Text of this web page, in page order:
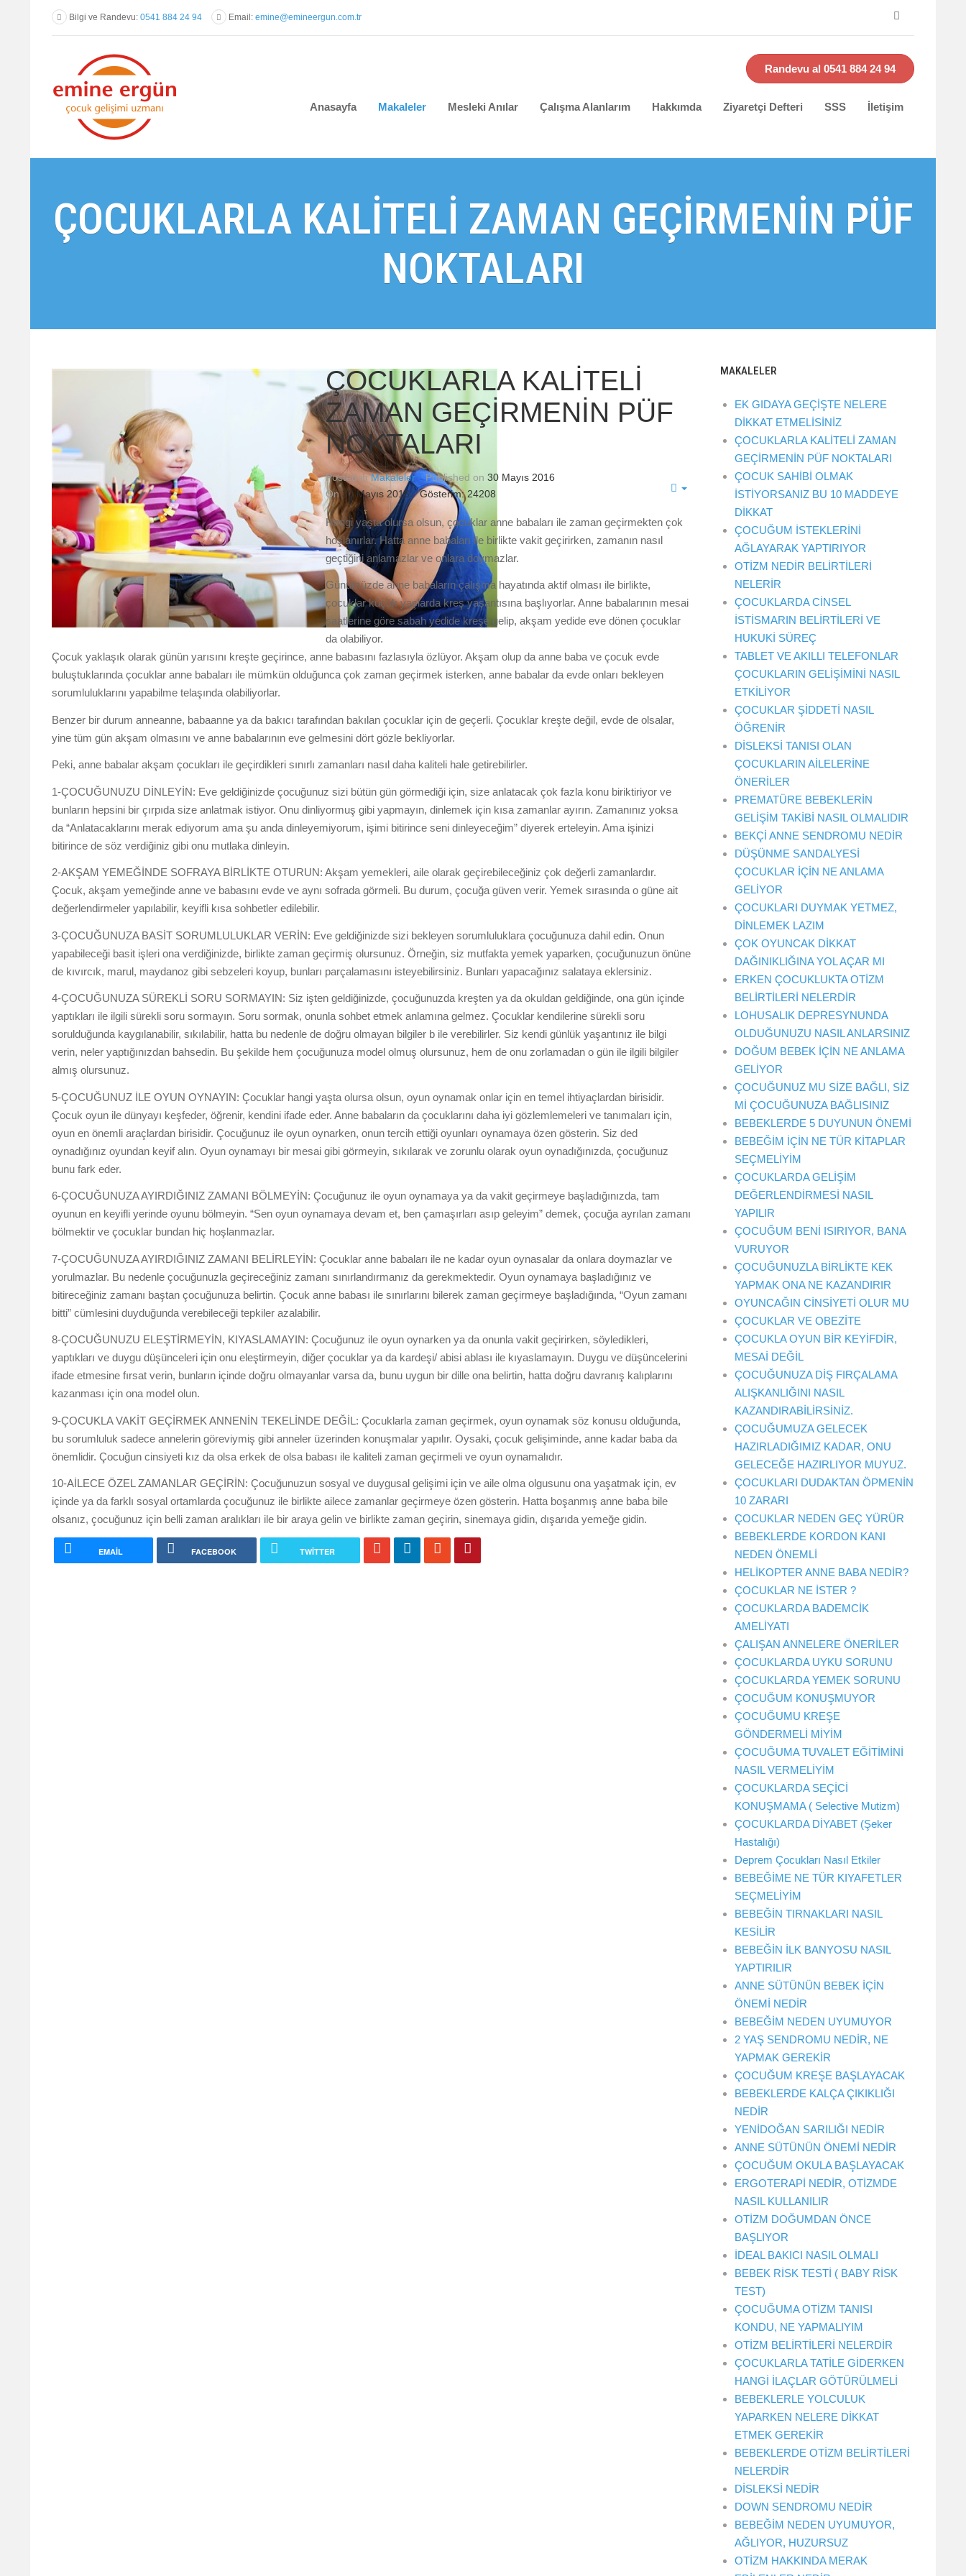
Bilgi ve Randevu: 0541 884 24 94 Email: emine@emineergun.com.tr
Randevu al 0541 884 24 94
Anasayfa Makaleler Mesleki Anılar Çalışma Alanlarım Hakkımda Ziyaretçi Defteri SSS İletişim
ÇOCUKLARLA KALİTELİ ZAMAN GEÇİRMENİN PÜF
NOKTALARI
ÇOCUKLARLA KALİTELİ
ZAMAN GEÇİRMENİN PÜF
NOKTALARI
Posted in Makaleler Published on 30 Mayıs 2016
On30 Mayıs 2016 Gösterim: 24208
Hangi yaşta olursa olsun, çocuklar anne babaları ile zaman geçirmekten çok
hoşlanırlar. Hatta anne babaları ile birlikte vakit geçirirken, zamanın nasıl
geçtiğini anlamazlar ve onlara doymazlar.
Günümüzde anne babaların çalışma hayatında aktif olması ile birlikte,
çocuklar küçük yaşlarda kreş yaşantısına başlıyorlar. Anne babalarının mesai
saatlerine göre sabah yedide kreşe gelip, akşam yedide eve dönen çocuklar
da olabiliyor.
Çocuk yaklaşık olarak günün yarısını kreşte geçirince, anne babasını fazlasıyla özlüyor. Akşam olup da anne baba ve çocuk evde
buluştuklarında çocuklar anne babaları ile mümkün olduğunca çok zaman geçirmek isterken, anne babalar da evde onları bekleyen
sorumluluklarını yapabilme telaşında olabiliyorlar.
Benzer bir durum anneanne, babaanne ya da bakıcı tarafından bakılan çocuklar için de geçerli. Çocuklar kreşte değil, evde de olsalar,
yine tüm gün akşam olmasını ve anne babalarının eve gelmesini dört gözle bekliyorlar.
Peki, anne babalar akşam çocukları ile geçirdikleri sınırlı zamanları nasıl daha kaliteli hale getirebilirler.
1-ÇOCUĞUNUZU DİNLEYİN: Eve geldiğinizde çocuğunuz sizi bütün gün görmediği için, size anlatacak çok fazla konu biriktiriyor ve
bunların hepsini bir çırpıda size anlatmak istiyor. Onu dinliyormuş gibi yapmayın, dinlemek için kısa zamanlar ayırın. Zamanınız yoksa
da “Anlatacaklarını merak ediyorum ama şu anda dinleyemiyorum, işimi bitirince seni dinleyeceğim” diyerek erteleyin. Ama işinizi
bitirince de söz verdiğiniz gibi onu mutlaka dinleyin.
2-AKŞAM YEMEĞİNDE SOFRAYA BİRLİKTE OTURUN: Akşam yemekleri, aile olarak geçirebileceğiniz çok değerli zamanlardır.
Çocuk, akşam yemeğinde anne ve babasını evde ve aynı sofrada görmeli. Bu durum, çocuğa güven verir. Yemek sırasında o güne ait
değerlendirmeler yapılabilir, keyifli kısa sohbetler edilebilir.
3-ÇOCUĞUNUZA BASİT SORUMLULUKLAR VERİN: Eve geldiğinizde sizi bekleyen sorumluluklara çocuğunuza dahil edin. Onun
yapabileceği basit işleri ona verdiğinizde, birlikte zaman geçirmiş olursunuz. Örneğin, siz mutfakta yemek yaparken, çocuğunuzun önüne
de kıvırcık, marul, maydanoz gibi sebzeleri koyup, bunları parçalamasını isteyebilirsiniz. Bunları yapacağınız salataya eklersiniz.
4-ÇOCUĞUNUZA SÜREKLİ SORU SORMAYIN: Siz işten geldiğinizde, çocuğunuzda kreşten ya da okuldan geldiğinde, ona gün içinde
yaptıkları ile ilgili sürekli soru sormayın. Soru sormak, onunla sohbet etmek anlamına gelmez. Çocuklar kendilerine sürekli soru
sorulduğunda kaygılanabilir, sıkılabilir, hatta bu nedenle de doğru olmayan bilgiler b ile verebilirler. Siz kendi günlük yaşantınız ile bilgi
verin, neler yaptığınızdan bahsedin. Bu şekilde hem çocuğunuza model olmuş olursunuz, hem de onu zorlamadan o gün ile ilgili bilgiler
almış olursunuz.
5-ÇOCUĞUNUZ İLE OYUN OYNAYIN: Çocuklar hangi yaşta olursa olsun, oyun oynamak onlar için en temel ihtiyaçlardan birisidir.
Çocuk oyun ile dünyayı keşfeder, öğrenir, kendini ifade eder. Anne babaların da çocuklarını daha iyi gözlemlemeleri ve tanımaları için,
oyun en önemli araçlardan birisidir. Çocuğunuz ile oyun oynarken, onun tercih ettiği oyunları oynamaya özen gösterin. Siz ded
oynadığınız oyundan keyif alın. Oyun oynamayı bir mesai gibi görmeyin, sıkılarak ve zorunlu olarak oyun oynadığınızda, çocuğunuz
bunu fark eder.
6-ÇOCUĞUNUZA AYIRDIĞINIZ ZAMANI BÖLMEYİN: Çocuğunuz ile oyun oynamaya ya da vakit geçirmeye başladığınızda, tam
oyunun en keyifli yerinde oyunu bölmeyin. “Sen oyun oynamaya devam et, ben çamaşırları asıp geleyim” demek, çocuğa ayrılan zamanı
bölmektir ve çocuklar bundan hiç hoşlanmazlar.
7-ÇOCUĞUNUZA AYIRDIĞINIZ ZAMANI BELİRLEYİN: Çocuklar anne babaları ile ne kadar oyun oynasalar da onlara doymazlar ve
yorulmazlar. Bu nedenle çocuğunuzla geçireceğiniz zamanı sınırlandırmanız da gerekmektedir. Oyun oynamaya başladığınız ve
bitireceğiniz zamanı baştan çocuğunuza belirtin. Çocuk anne babası ile sınırlarını bilerek zaman geçirmeye başladığında, “Oyun zamanı
bitti” cümlesini duyduğunda verebileceği tepkiler azalabilir.
8-ÇOCUĞUNUZU ELEŞTİRMEYİN, KIYASLAMAYIN: Çocuğunuz ile oyun oynarken ya da onunla vakit geçirirken, söyledikleri,
yaptıkları ve duygu düşünceleri için onu eleştirmeyin, diğer çocuklar ya da kardeşi/ abisi ablası ile kıyaslamayın. Duygu ve düşüncelerini
ifade etmesine fırsat verin, bunların içinde doğru olmayanlar varsa da, bunu uygun bir dille ona belirtin, hatta doğru davranış kalıplarını
kazanması için ona model olun.
9-ÇOCUKLA VAKİT GEÇİRMEK ANNENİN TEKELİNDE DEĞİL: Çocuklarla zaman geçirmek, oyun oynamak söz konusu olduğunda,
bu sorumluluk sadece annelerin göreviymiş gibi anneler üzerinden konuşmalar yapılır. Oysaki, çocuk gelişiminde, anne kadar baba da
önemlidir. Çocuğun cinsiyeti kız da olsa erkek de olsa babası ile kaliteli zaman geçirmeli ve oyun oynamalıdır.
10-AİLECE ÖZEL ZAMANLAR GEÇİRİN: Çocuğunuzun sosyal ve duygusal gelişimi için ve aile olma olgusunu ona yaşatmak için, ev
içinde ya da farklı sosyal ortamlarda çocuğunuz ile birlikte ailece zamanlar geçirmeye özen gösterin. Hatta boşanmış anne baba bile
olsanız, çocuğunuz için belli zaman aralıkları ile bir araya gelin ve birlikte zaman geçirin, sinemaya gidin, dışarıda yemeğe gidin.
EMAIL FACEBOOK TWITTER
MAKALELER
EK GIDAYA GEÇİŞTE NELERE
DİKKAT ETMELİSİNİZ
ÇOCUKLARLA KALİTELİ ZAMAN
GEÇİRMENİN PÜF NOKTALARI
ÇOCUK SAHİBİ OLMAK
İSTİYORSANIZ BU 10 MADDEYE
DİKKAT
ÇOCUĞUM İSTEKLERİNİ
AĞLAYARAK YAPTIRIYOR
OTİZM NEDİR BELİRTİLERİ
NELERİR
ÇOCUKLARDA CİNSEL
İSTİSMARIN BELİRTİLERİ VE
HUKUKİ SÜREÇ
TABLET VE AKILLI TELEFONLAR
ÇOCUKLARIN GELİŞİMİNİ NASIL
ETKİLİYOR
ÇOCUKLAR ŞİDDETİ NASIL
ÖĞRENİR
DİSLEKSİ TANISI OLAN
ÇOCUKLARIN AİLELERİNE
ÖNERİLER
PREMATÜRE BEBEKLERİN
GELİŞİM TAKİBİ NASIL OLMALIDIR
BEKÇİ ANNE SENDROMU NEDİR
DÜŞÜNME SANDALYESİ
ÇOCUKLAR İÇİN NE ANLAMA
GELİYOR
ÇOCUKLARI DUYMAK YETMEZ,
DİNLEMEK LAZIM
ÇOK OYUNCAK DİKKAT
DAĞINIKLIĞINA YOL AÇAR MI
ERKEN ÇOCUKLUKTA OTİZM
BELİRTİLERİ NELERDİR
LOHUSALIK DEPRESYNUNDA
OLDUĞUNUZU NASIL ANLARSINIZ
DOĞUM BEBEK İÇİN NE ANLAMA
GELİYOR
ÇOCUĞUNUZ MU SİZE BAĞLI, SİZ
Mİ ÇOCUĞUNUZA BAĞLISINIZ
BEBEKLERDE 5 DUYUNUN ÖNEMİ
BEBEĞİM İÇİN NE TÜR KİTAPLAR
SEÇMELİYİM
ÇOCUKLARDA GELİŞİM
DEĞERLENDİRMESİ NASIL
YAPILIR
ÇOCUĞUM BENİ ISIRIYOR, BANA
VURUYOR
ÇOCUĞUNUZLA BİRLİKTE KEK
YAPMAK ONA NE KAZANDIRIR
OYUNCAĞIN CİNSİYETİ OLUR MU
ÇOCUKLAR VE OBEZİTE
ÇOCUKLA OYUN BİR KEYİFDİR,
MESAİ DEĞİL
ÇOCUĞUNUZA DİŞ FIRÇALAMA
ALIŞKANLIĞINI NASIL
KAZANDIRABİLİRSİNİZ.
ÇOCUĞUMUZA GELECEK
HAZIRLADIĞIMIZ KADAR, ONU
GELECEĞE HAZIRLIYOR MUYUZ.
ÇOCUKLARI DUDAKTAN ÖPMENİN
10 ZARARI
ÇOCUKLAR NEDEN GEÇ YÜRÜR
BEBEKLERDE KORDON KANI
NEDEN ÖNEMLİ
HELİKOPTER ANNE BABA NEDİR?
ÇOCUKLAR NE İSTER ?
ÇOCUKLARDA BADEMCİK
AMELİYATI
ÇALIŞAN ANNELERE ÖNERİLER
ÇOCUKLARDA UYKU SORUNU
ÇOCUKLARDA YEMEK SORUNU
ÇOCUĞUM KONUŞMUYOR
ÇOCUĞUMU KREŞE
GÖNDERMELİ MİYİM
ÇOCUĞUMA TUVALET EĞİTİMİNİ
NASIL VERMELİYİM
ÇOCUKLARDA SEÇİCİ
KONUŞMAMA ( Selective Mutizm)
ÇOCUKLARDA DİYABET (Şeker
Hastalığı)
Deprem Çocukları Nasıl Etkiler
BEBEĞİME NE TÜR KIYAFETLER
SEÇMELİYİM
BEBEĞİN TIRNAKLARI NASIL
KESİLİR
BEBEĞİN İLK BANYOSU NASIL
YAPTIRILIR
ANNE SÜTÜNÜN BEBEK İÇİN
ÖNEMİ NEDİR
BEBEĞİM NEDEN UYUMUYOR
2 YAŞ SENDROMU NEDİR, NE
YAPMAK GEREKİR
ÇOCUĞUM KREŞE BAŞLAYACAK
BEBEKLERDE KALÇA ÇIKIKLIĞI
NEDİR
YENİDOĞAN SARILIĞI NEDİR
ANNE SÜTÜNÜN ÖNEMİ NEDİR
ÇOCUĞUM OKULA BAŞLAYACAK
ERGOTERAPİ NEDİR, OTİZMDE
NASIL KULLANILIR
OTİZM DOĞUMDAN ÖNCE
BAŞLIYOR
İDEAL BAKICI NASIL OLMALI
BEBEK RİSK TESTİ ( BABY RİSK
TEST)
ÇOCUĞUMA OTİZM TANISI
KONDU, NE YAPMALIYIM
OTİZM BELİRTİLERİ NELERDİR
ÇOCUKLARLA TATİLE GİDERKEN
HANGİ İLAÇLAR GÖTÜRÜLMELİ
BEBEKLERLE YOLCULUK
YAPARKEN NELERE DİKKAT
ETMEK GEREKİR
BEBEKLERDE OTİZM BELİRTİLERİ
NELERDİR
DİSLEKSİ NEDİR
DOWN SENDROMU NEDİR
BEBEĞİM NEDEN UYUMUYOR,
AĞLIYOR, HUZURSUZ
OTİZM HAKKINDA MERAK